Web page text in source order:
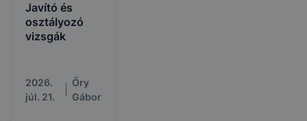
Javító és
osztályozó
vizsgák
2026.
júl. 21.
Őry
Gábor